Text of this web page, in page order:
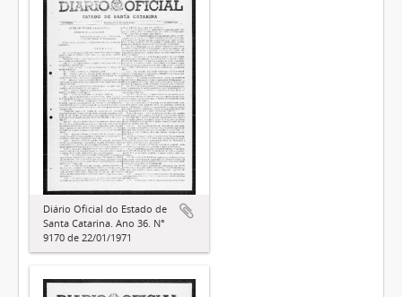
Diário Oficial do Estado de
Santa Catarina. Ano 36. N°
9170 de 22/01/1971